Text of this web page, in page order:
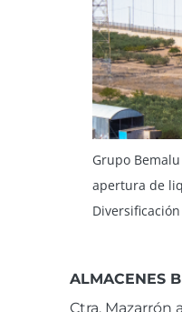
Grupo
apertura de
ALMACENES
Ctra. Mazarrón